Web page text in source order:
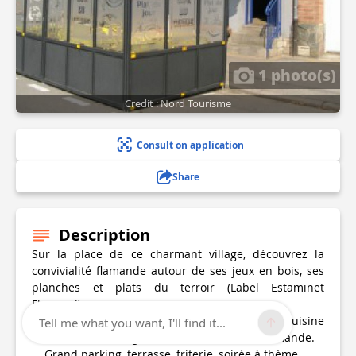
1 photo(s)
Credit : Nord Tourisme
Consult on application
Share
Description
Sur la place de ce charmant village, découvrez la
convivialité flamande autour de ses jeux en bois, ses
planches et plats du terroir (Label Estaminet
Flamand).
Le café restaurant vous propose une cuisine
traditionnelle et organise des soirées sur demande.
Tell me what you want, I'll find it...